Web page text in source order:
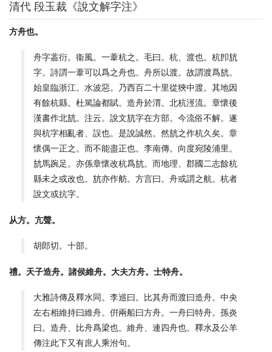
清代 段玉裁《說文解字注》
方舟也。
舟字葢衍。衞風。一葦杭之。毛曰。杭、渡也。杭卽𣃚
字。詩謂一葦可以爲之舟也。舟所以渡。故謂渡爲𣃚。
始皇臨浙江。水波惡。乃西百二十里從狹中渡。其地因
有餘杭縣。杜篤論都賦。造舟於渭。北杭涇流。章懷後
漢書作北𣃚。注云。說文𣃚字在方部。今流俗不解。遂
與杭字相亂者、誤也。是說誠然。然𣃚之作杭久矣。章
懷偶一正之。而不能盡正也。李南傳。向度宛陵浦里。
𣃚馬踠足。亦係章懷改杭爲𣃚。而地理、郡國二志餘杭
縣未之或改也。𣃚亦作舫。方言曰。舟或謂之航。杭者
說文或抗字。
从方。亢聲。
胡郎切。十部。
禮。天子造舟。諸侯維舟。大夫方舟。士特舟。
大雅詩傳及釋水同。李巡曰。比其舟而渡曰造舟。中央
左右相維持曰維舟。倂兩船曰方舟。一舟曰特舟。孫炎
曰。造舟、比舟爲梁也。維舟、連四舟也。釋水及公羊
傳注此下又有庶人乘泭句。